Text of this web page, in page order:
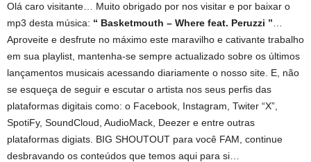
Olá caro visitante… Muito obrigado por nos visitar e por baixar o
mp3 desta música: “ Basketmouth – Where feat. Peruzzi ”
Aproveite e desfrute no máximo este maravilho e cativante trabalho
em sua playlist, mantenha-se sempre actualizado sobre os últimos
lançamentos musicais acessando diariamente o nosso site. E, não
se esqueça de seguir e escutar o artista nos seus perfis das
plataformas digitais como: o Facebook, Instagram, Twiter “X”,
SpotiFy, SoundCloud, AudioMack, Deezer e entre outras
plataformas digiats. BIG SHOUTOUT para você FAM, continue
desbravando os conteúdos que temos aqui para si…